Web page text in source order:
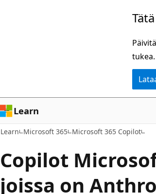
tukea.
Learn
Learn Microsoft 365 Microsoft 365 Copilot
Copilot
joissa on